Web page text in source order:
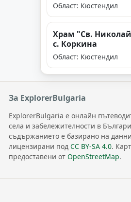
Област: Кюстендил
Храм "Св.
с. Коркина
Област: Кюстендил
За ExplorerBulgaria
ExplorerBulgaria е онлайн
села и забележителности в
съдържанието е базирано на
лицензирани подCC BY-SA 4.0.
предоставени отOpenStreetMap.